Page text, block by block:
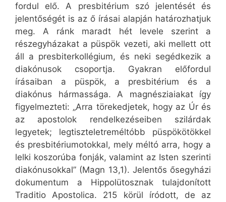
fordul elő. A presbitérium szó jelentését és
jelentőségét is az ő írásai alapján határozhatjuk
meg. A ránk maradt hét levele szerint a
részegyházakat a püspök vezeti, aki mellett ott
áll a presbiterkollégium, és neki segédkezik a
diakónusok csoportja. Gyakran előfordul
írásaiban a püspök, a presbitérium és a
diakónus hármassága. A magnésziaiakat így
figyelmezteti: „Arra törekedjetek, hogy az Úr és
az apostolok rendelkezéseiben szilárdak
legyetek; legtiszteletreméltóbb püspökötökkel
és presbitériumotokkal, mely méltó arra, hogy a
lelki koszorúba fonják, valamint az Isten szerinti
diakónusokkal” (Magn 13,1). Jelentős ősegyházi
dokumentum a Hippolütosznak tulajdonított
Traditio Apostolica. 215 körül íródott, de az